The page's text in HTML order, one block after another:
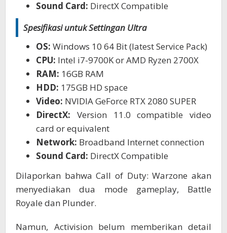
Sound Card: DirectX Compatible
Spesifikasi untuk Settingan Ultra
OS: Windows 10 64 Bit (latest Service Pack)
CPU: Intel i7-9700K or AMD Ryzen 2700X
RAM: 16GB RAM
HDD: 175GB HD space
Video: NVIDIA GeForce RTX 2080 SUPER
DirectX: Version 11.0 compatible video
card or equivalent
Network: Broadband Internet connection
Sound Card: DirectX Compatible
Dilaporkan bahwa Call of Duty: Warzone akan
menyediakan dua mode gameplay, Battle
Royale dan Plunder.
Namun, Activision belum memberikan detail